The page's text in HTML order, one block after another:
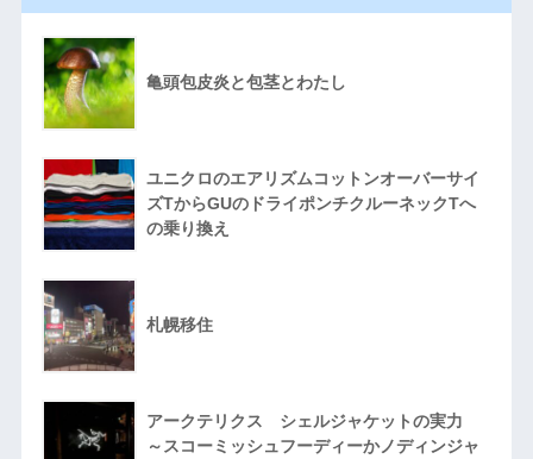
亀頭包皮炎と包茎とわたし
ユニクロのエアリズムコットンオーバーサイ
ズTからGUのドライポンチクルーネックTへ
の乗り換え
札幌移住
アークテリクス シェルジャケットの実力
～スコーミッシュフーディーかノディンジャ